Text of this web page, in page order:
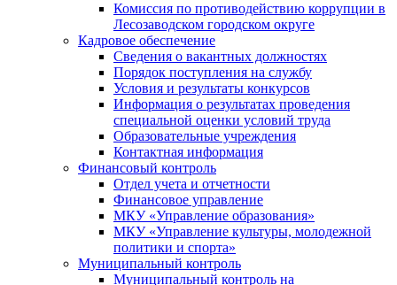
Комиссия по противодействию коррупции в
Лесозаводском городском округе
Кадровое обеспечение
Сведения о вакантных должностях
Порядок поступления на службу
Условия и результаты конкурсов
Информация о результатах проведения
специальной оценки условий труда
Образовательные учреждения
Контактная информация
Финансовый контроль
Отдел учета и отчетности
Финансовое управление
МКУ «Управление образования»
МКУ «Управление культуры, молодежной
политики и спорта»
Муниципальный контроль
Муниципальный контроль на